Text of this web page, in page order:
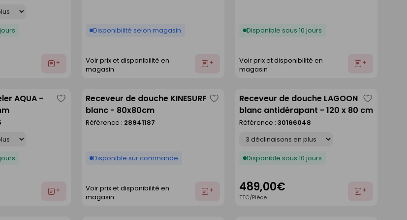
Ajouter
Disponibilité selon magasin
Voir prix et disponibilité en
magasin
Ajouter
Disponible sous 10 jours
Voir prix et disponibilité en
magasin
Ajouter
AQUA -
Ajouter
Enregistrer
comme
Receveur de douche KINESURF
blanc - 80x80cm
Référence : 28941187
Disponible sur commande
Voir prix et disponibilité en
magasin
Ajouter
Enregistrer
comme
Receveur de douche LAGOON
blanc antidérapant - 120 x 80 cm
Référence : 30166048
Disponible sous 10 jours
489,00€
TTC/Pièce
Ajouter
comme